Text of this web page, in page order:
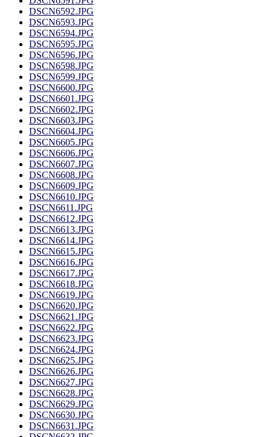
DSCN6592.JPG
DSCN6593.JPG
DSCN6594.JPG
DSCN6595.JPG
DSCN6596.JPG
DSCN6598.JPG
DSCN6599.JPG
DSCN6600.JPG
DSCN6601.JPG
DSCN6602.JPG
DSCN6603.JPG
DSCN6604.JPG
DSCN6605.JPG
DSCN6606.JPG
DSCN6607.JPG
DSCN6608.JPG
DSCN6609.JPG
DSCN6610.JPG
DSCN6611.JPG
DSCN6612.JPG
DSCN6613.JPG
DSCN6614.JPG
DSCN6615.JPG
DSCN6616.JPG
DSCN6617.JPG
DSCN6618.JPG
DSCN6619.JPG
DSCN6620.JPG
DSCN6621.JPG
DSCN6622.JPG
DSCN6623.JPG
DSCN6624.JPG
DSCN6625.JPG
DSCN6626.JPG
DSCN6627.JPG
DSCN6628.JPG
DSCN6629.JPG
DSCN6630.JPG
DSCN6631.JPG